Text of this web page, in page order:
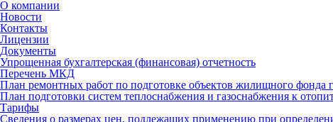
О компании
Новости
Контакты
Лицензии
Документы
Упрощенная бухгалтерская (финансовая) отчетность
Перечень МКД
План ремонтных работ по подготовке объектов жилищного фонда
План подготовки систем теплоснабжения и газоснабжения к
Тарифы
Сведения о размерах цен, подлежащих применению при